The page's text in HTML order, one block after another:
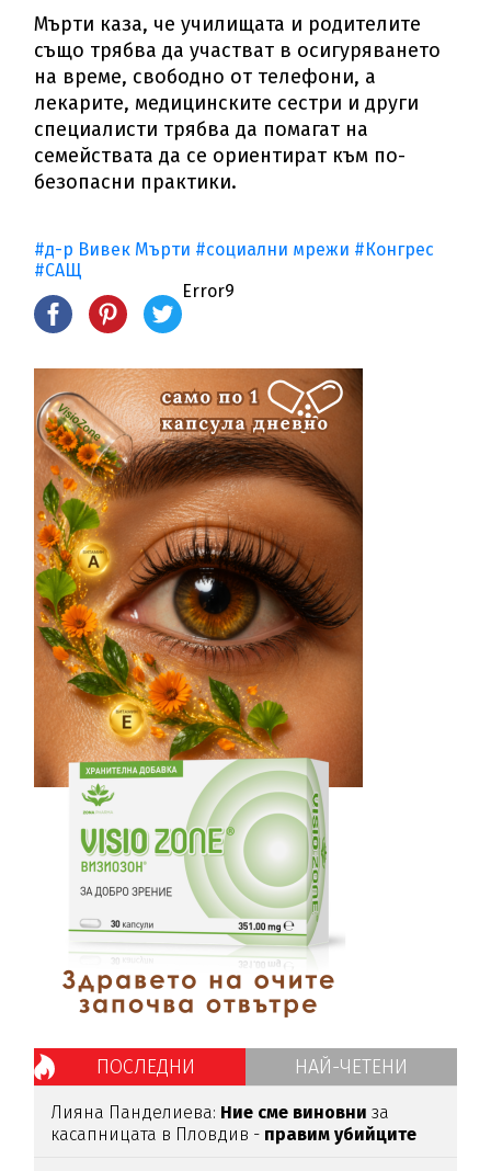
Мърти каза, че училищата и родителите
също трябва да участват в осигуряването
на време, свободно от телефони, а
лекарите, медицинските сестри и други
специалисти трябва да помагат на
семействата да се ориентират към по-
безопасни практики.
#д-р Вивек Мърти #социални мрежи #Конгрес
#САЩ
Error9
ПОСЛЕДНИ НАЙ-ЧЕТЕНИ
Лияна Панделиева: Ние сме виновниза
касапницата в Пловдив - правим убийците